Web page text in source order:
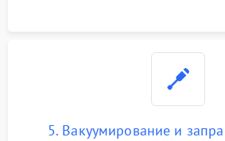
5. Вакуумирование и